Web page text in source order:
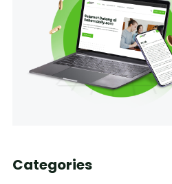
Categories